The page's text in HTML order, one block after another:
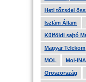
Heti tőzsdei
Iszlám Állam
Külföldi sajtó
Magyar Telekom
MOL Mol-
Oroszország